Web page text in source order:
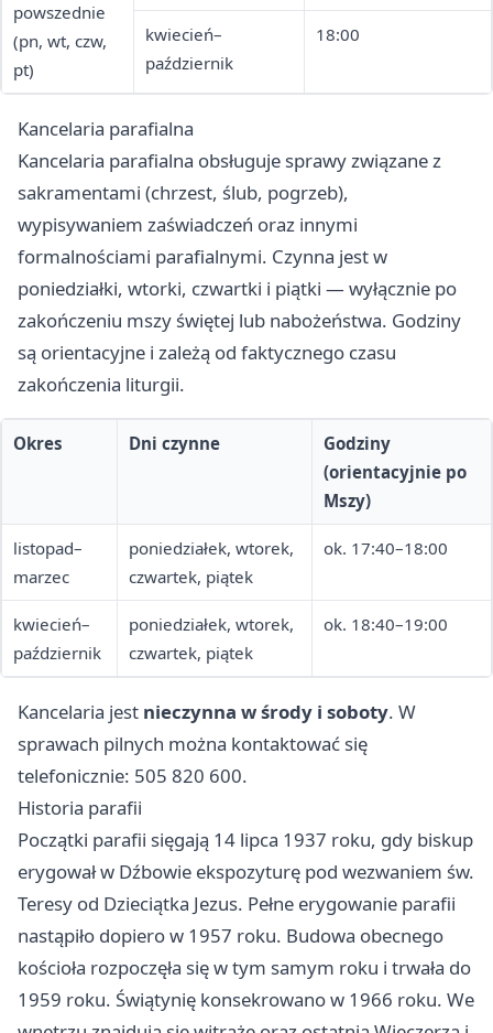
powszednie
(pn, wt, czw,
pt)
kwiecień–
październik
18:00
Kancelaria parafialna
Kancelaria parafialna obsługuje sprawy związane z
sakramentami (chrzest, ślub, pogrzeb),
wypisywaniem zaświadczeń oraz innymi
formalnościami parafialnymi. Czynna jest w
poniedziałki, wtorki, czwartki i piątki — wyłącznie po
zakończeniu mszy świętej lub nabożeństwa. Godziny
są orientacyjne i zależą od faktycznego czasu
zakończenia liturgii.
Okres Dni czynne
Godziny
(orientacyjnie po
Mszy)
listopad–
marzec
poniedziałek, wtorek,
czwartek, piątek
ok. 17:40–18:00
kwiecień–
październik
poniedziałek, wtorek,
czwartek, piątek
ok. 18:40–19:00
Kancelaria jest nieczynna w środy i soboty. W
sprawach pilnych można kontaktować się
telefonicznie: 505 820 600.
Historia parafii
Początki parafii sięgają 14 lipca 1937 roku, gdy biskup
erygował w Dźbowie ekspozyturę pod wezwaniem św.
Teresy od Dzieciątka Jezus. Pełne erygowanie parafii
nastąpiło dopiero w 1957 roku. Budowa obecnego
kościoła rozpoczęła się w tym samym roku i trwała do
1959 roku. Świątynię konsekrowano w 1966 roku. We